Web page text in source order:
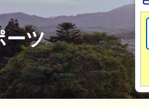
ーツ